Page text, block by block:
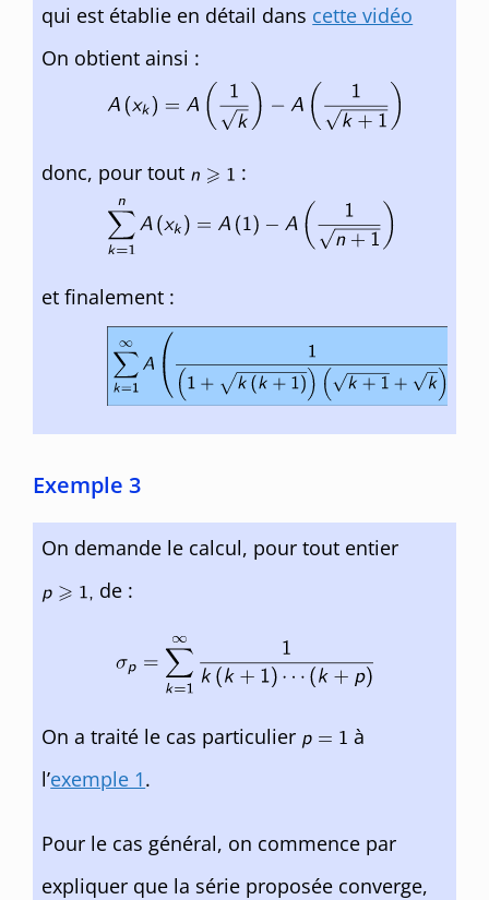
qui est établie en détail dans cette vidéo
On obtient ainsi :
donc, pour tout :
et finalement :
Exemple 3
On demande le calcul, pour tout entier
de :
On a traité le cas particulier
à
l’exemple 1.
Pour le cas général, on commence par
expliquer que la série proposée converge,